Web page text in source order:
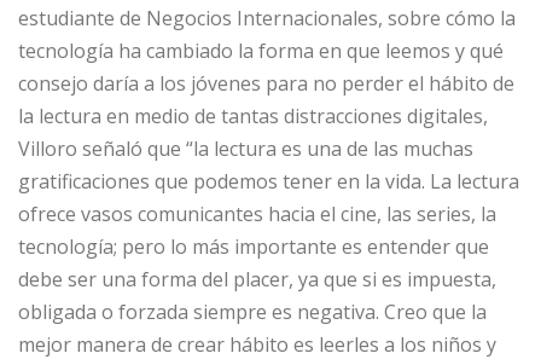
estudiante de Negocios Internacionales, sobre cómo la
tecnología ha cambiado la forma en que leemos y qué
consejo daría a los jóvenes para no perder el hábito de
la lectura en medio de tantas distracciones digitales,
Villoro señaló que “la lectura es una de las muchas
gratificaciones que podemos tener en la vida. La lectura
ofrece vasos comunicantes hacia el cine, las series, la
tecnología; pero lo más importante es entender que
debe ser una forma del placer, ya que si es impuesta,
obligada o forzada siempre es negativa. Creo que la
mejor manera de crear hábito es leerles a los niños y